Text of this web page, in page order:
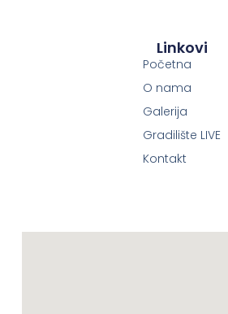
Linkovi
Početna
O nama
Galerija
Gradilište LIVE
Kontakt